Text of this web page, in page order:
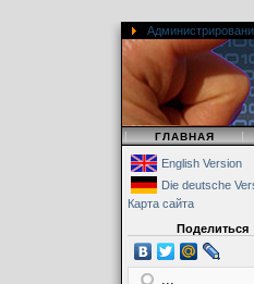
| ГЛАВНАЯ |
English Version
Die deutsche
Карта сайта
Поделиться